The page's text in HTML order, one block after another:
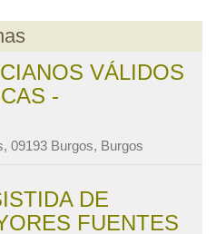
VÁLIDOS
-
09193 Burgos, Burgos
DE
FUENTES